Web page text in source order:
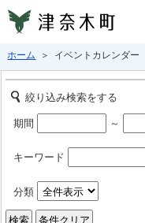
ホーム ＞ イベントカレンダー
絞り込み検索をする
期間 ～
キーワード
分類